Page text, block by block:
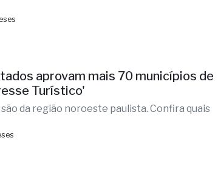
aprovam mais 70 municípios de
Turístico'
da região noroeste paulista. Confira quais